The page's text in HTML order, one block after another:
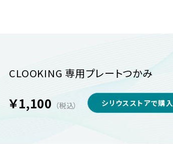
CLOOKING 専用プレートつかみ
￥1,100 （税込） シリウスストアで購入